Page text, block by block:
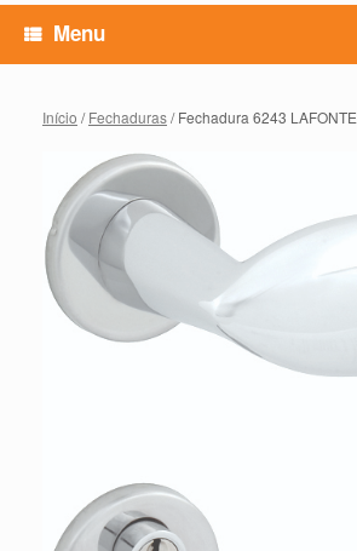
Menu
Início /Fechaduras/ Fechadura 6243 LAFONTE